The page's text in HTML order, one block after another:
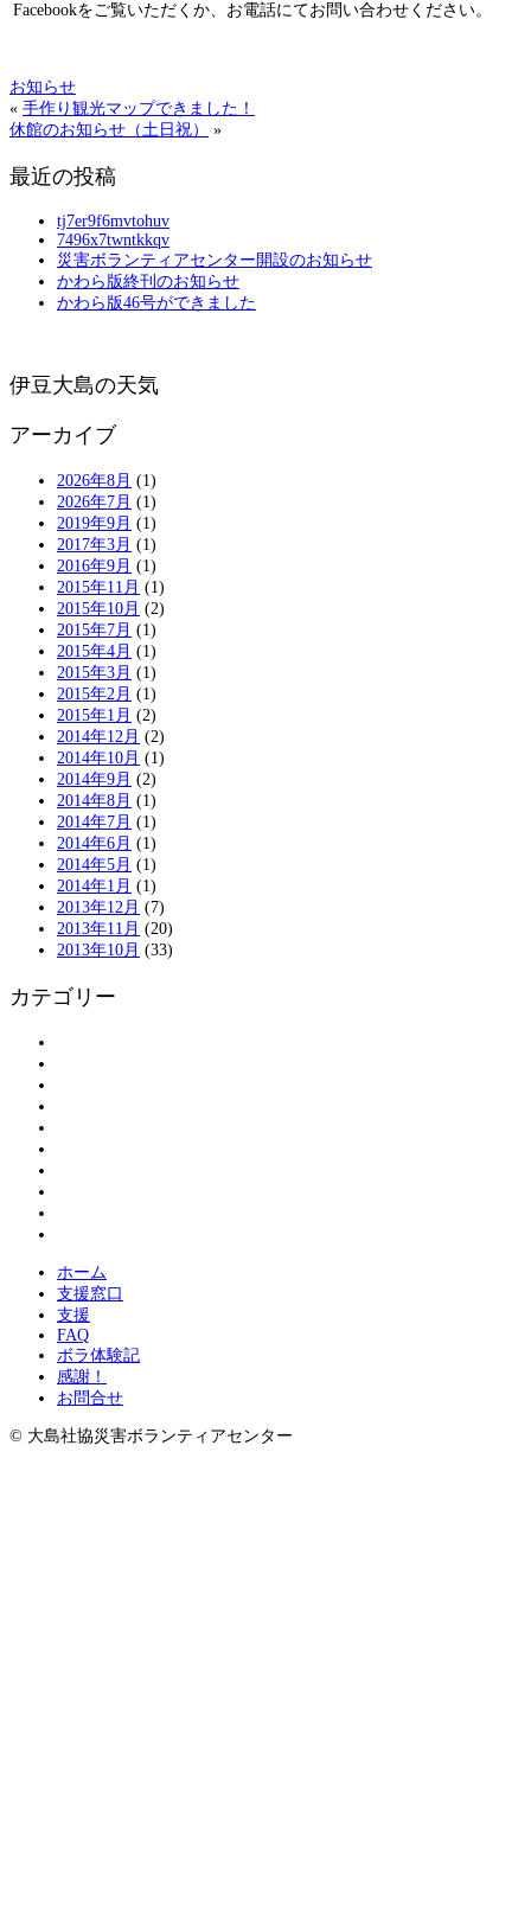
Facebookをご覧いただくか、お電話にてお問い合わせください。
お知らせ
« 手作り観光マップできました！
休館のお知らせ（土日祝）
»
最近の投稿
tj7er9f6mvtohuv
7496x7twntkkqv
災害ボランティアセンター開設のお知らせ
かわら版終刊のお知らせ
かわら版46号ができました
伊豆大島の天気
アーカイブ
2026年8月 (1)
2026年7月 (1)
2019年9月 (1)
2017年3月 (1)
2016年9月 (1)
2015年11月 (1)
2015年10月 (2)
2015年7月 (1)
2015年4月 (1)
2015年3月 (1)
2015年2月 (1)
2015年1月 (2)
2014年12月 (2)
2014年10月 (1)
2014年9月 (2)
2014年8月 (1)
2014年7月 (1)
2014年6月 (1)
2014年5月 (1)
2014年1月 (1)
2013年12月 (7)
2013年11月 (20)
2013年10月 (33)
カテゴリー
ホーム
支援窓口
支援
FAQ
ボラ体験記
感謝！
お問合せ
© 大島社協災害ボランティアセンター